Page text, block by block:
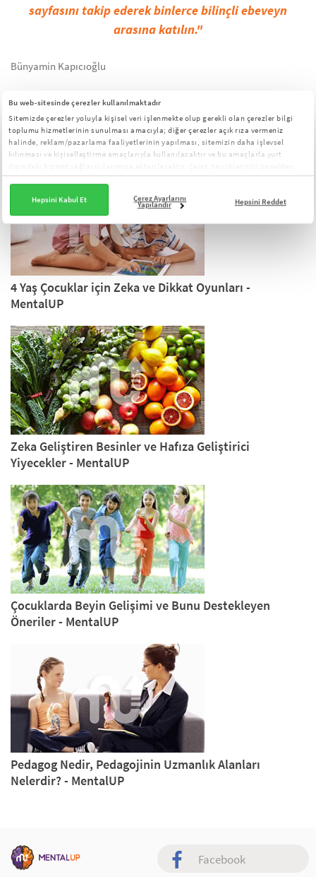
Bu web-sitesinde çerezler kullanılmaktadır
Sitemizde çerezler yoluyla kişisel veri işlenmekte olup gerekli olan çerezler bilgi
toplumu hizmetlerinin sunulması amacıyla; diğer çerezler açık rıza vermeniz
halinde, reklam/pazarlama faaliyetlerinin yapılması, sitemizin daha işlevsel
kılınması ve kişiselleştirme amaçlarıyla kullanılacaktır ve bu amaçlarla yurt
yönetebilirsiniz:Çerez Aydınlatma Metni
Hepsini Kabul Et Çerez Ayarlarını
Yapılandır Hepsini Reddet
sayfasını takip ederek binlerce bilinçli ebeveyn
arasına katılın."
Bünyamin Kapıcıoğlu
BU YAZIYI OKUYANLAR AŞAĞIDAKİ
BAŞLIKLARI DA İNCELEDİ
4 Yaş Çocuklar için Zeka ve Dikkat Oyunları -
MentalUP
Zeka Geliştiren Besinler ve Hafıza Geliştirici
Yiyecekler - MentalUP
Çocuklarda Beyin Gelişimi ve Bunu Destekleyen
Öneriler - MentalUP
Pedagog Nedir, Pedagojinin Uzmanlık Alanları
Nelerdir? - MentalUP
Facebook